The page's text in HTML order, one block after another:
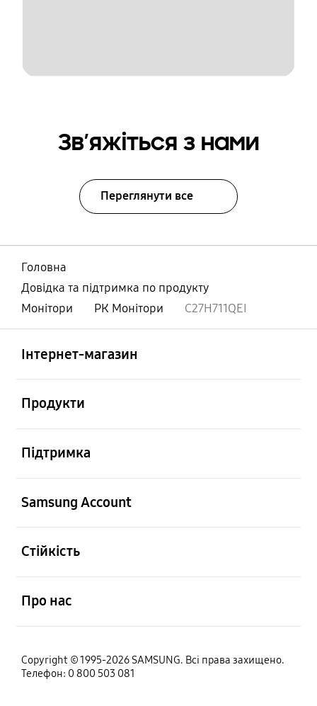
Зв’яжіться з нами
Переглянути все
Головна
Довідка та підтримка по продукту
Монітори
РК Монітори C27H711QEI
Інтернет-магазин
Продукти
Підтримка
Samsung Account
Стійкість
Про нас
Copyright © 1995-2026 SAMSUNG. Всі права захищено.
Телефон: 0 800 503 081